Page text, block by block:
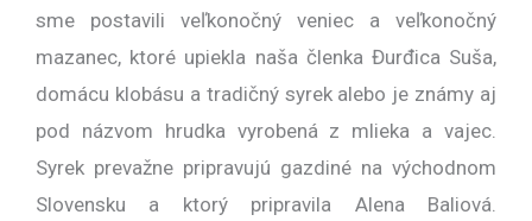
sme postavili veľkonočný veniec a veľkonočný
mazanec, ktoré upiekla naša členka Đurđica Suša,
domácu klobásu a tradičný syrek alebo je známy aj
pod názvom hrudka vyrobená z mlieka a vajec.
Syrek prevažne pripravujú gazdiné na východnom
Slovensku a ktorý pripravila Alena Baliová.